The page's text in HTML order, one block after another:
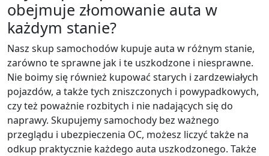
obejmuje złomowanie auta w
każdym stanie?
Nasz skup samochodów kupuje auta w różnym stanie,
zarówno te sprawne jak i te uszkodzone i niesprawne.
Nie boimy się również kupować starych i zardzewiałych
pojazdów, a także tych zniszczonych i powypadkowych,
czy też poważnie rozbitych i nie nadających się do
naprawy. Skupujemy samochody bez ważnego
przeglądu i ubezpieczenia OC, możesz liczyć także na
odkup praktycznie każdego auta uszkodzonego. Także